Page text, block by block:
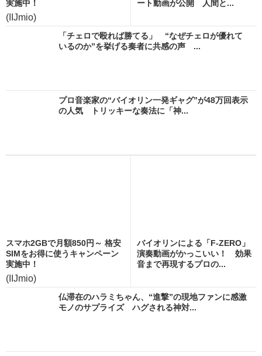
実施中！
(IIJmio)
ート動画が公開 人間と...
「チェロで殴れば勝てる」 “なぜチェロが優れて
いるのか”を挙げる奏者に共感の声 ...
プロ音楽家の“バイオリン一発ギャグ”が48万回表示
の人気 トリッキーな奏法に「神...
スマホ2GBで月額850円～ 格安
SIMをお得に使うキャンペーン
実施中！
(IIJmio)
バイオリンによる「F-ZERO」
演奏動画がかっこいい！ 効果
音まで再現するプロの...
仏滞在のハラミちゃん、“進撃”の現地ファンに感激
モノのサプライズ ハグされる神対...